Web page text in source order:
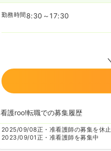
勤務時間 8:30～17:30
看護roo!転職での募集履歴
2025/09/08正・准看護師の募集を休止
2023/09/01 正・准看護師を募集中